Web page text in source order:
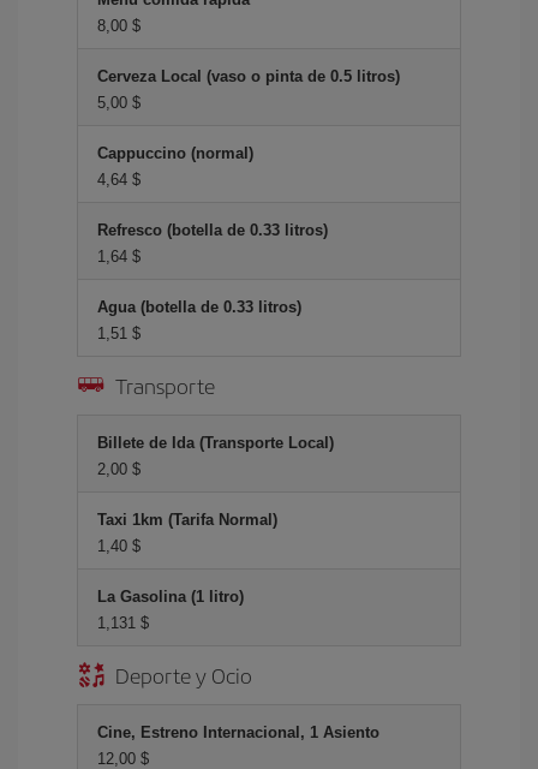
8,00 $
Cerveza Local (vaso o pinta de 0.5 litros)
5,00 $
Cappuccino (normal)
4,64 $
Refresco (botella de 0.33 litros)
1,64 $
Agua (botella de 0.33 litros)
1,51 $
Transporte
Billete de Ida (Transporte Local)
2,00 $
Taxi 1km (Tarifa Normal)
1,40 $
La Gasolina (1 litro)
1,131 $
Deporte y Ocio
Cine, Estreno Internacional, 1 Asiento
12,00 $